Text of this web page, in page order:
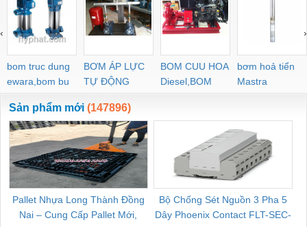
bom truc dung
ewara,bom bu
ewara
BƠM ÁP LỰC
TỰ ĐỘNG
BOM CUU HOA
Diesel,BOM
CHUA CHAY
bơm hoả tiển
Mastra
‹ ›
Sản phẩm mới (147896)
Pallet Nhựa Long Thành Đồng
Nai – Cung Cấp Pallet Mới,
Bộ Chống Sét Nguồn 3 Pha 5
Dây Phoenix Contact FLT-SEC-